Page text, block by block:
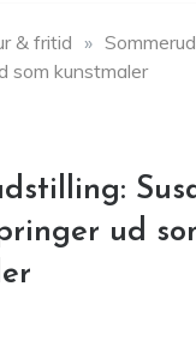
& fritid »
som kunstmaler
ud